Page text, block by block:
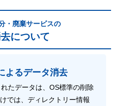
・廃棄サービスの
について
よるデータ消去
たデータは、OS標準の削除
では、ディレクトリー情報